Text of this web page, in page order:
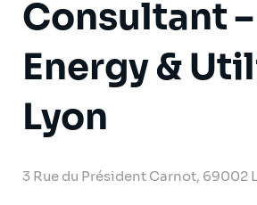
Consultant –
Energy &
Lyon
3 Rue du Président Carnot, 69002